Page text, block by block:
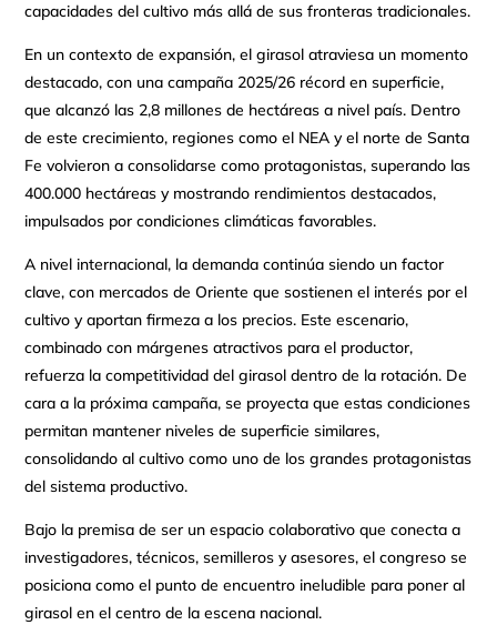
capacidades del cultivo más allá de sus fronteras tradicionales.
En un contexto de expansión, el girasol atraviesa un momento
destacado, con una campaña 2025/26 récord en superficie,
que alcanzó las 2,8 millones de hectáreas a nivel país. Dentro
de este crecimiento, regiones como el NEA y el norte de Santa
Fe volvieron a consolidarse como protagonistas, superando las
400.000 hectáreas y mostrando rendimientos destacados,
impulsados por condiciones climáticas favorables.
A nivel internacional, la demanda continúa siendo un factor
clave, con mercados de Oriente que sostienen el interés por el
cultivo y aportan firmeza a los precios. Este escenario,
combinado con márgenes atractivos para el productor,
refuerza la competitividad del girasol dentro de la rotación. De
cara a la próxima campaña, se proyecta que estas condiciones
permitan mantener niveles de superficie similares,
consolidando al cultivo como uno de los grandes protagonistas
del sistema productivo.
Bajo la premisa de ser un espacio colaborativo que conecta a
investigadores, técnicos, semilleros y asesores, el congreso se
posiciona como el punto de encuentro ineludible para poner al
girasol en el centro de la escena nacional.